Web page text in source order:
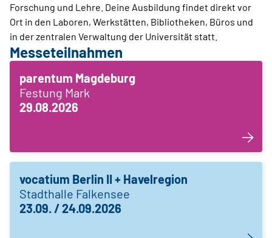
Forschung und Lehre. Deine Ausbildung findet direkt vor
Ort in den Laboren, Werkstätten, Bibliotheken, Büros und
in der zentralen Verwaltung der Universität statt.
Messeteilnahmen
parentum Magdeburg
Festung Mark
29.08.2026
vocatium Berlin II + Havelregion
Stadthalle Falkensee
23.09. / 24.09.2026